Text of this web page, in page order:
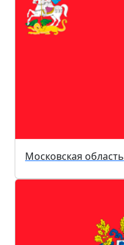
Московская область